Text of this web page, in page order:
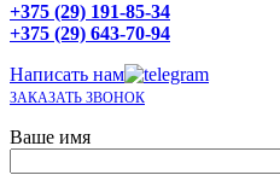
+375 (29) 191-85-34
+375 (29) 643-70-94
Написать нам
ЗАКАЗАТЬ ЗВОНОК
Ваше имя